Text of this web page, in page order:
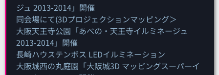
ジュ 2013-2014」開催
同会場にて(3Dプロジェクションマッピング＞
大阪天王寺公園「あべの・天王寺イルミネージュ
2013-2014」開催
長崎ハウステンボス LEDイルミネーション
大阪城西の丸庭園「大阪城3D マッピングスーパーイ